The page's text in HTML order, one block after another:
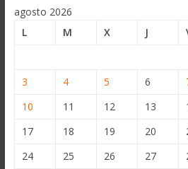
agosto 2026
L
M X J
3
4 5 6
10
11 12 13
17
18 19 20
24
25 26 27